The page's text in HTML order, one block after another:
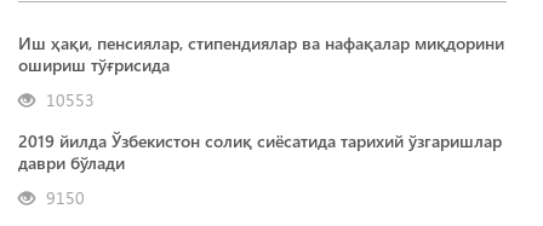
Иш ҳақи, пенсиялар, стипендиялар ва нафақалар миқдорини
ошириш тўғрисида
10553
2019 йилда Ўзбекистон солиқ сиёсатида тарихий ўзгаришлар
даври бўлади
9150